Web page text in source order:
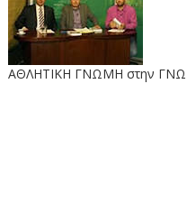
ΑΘΛΗΤΙΚΗ ΓΝΩΜΗ στην